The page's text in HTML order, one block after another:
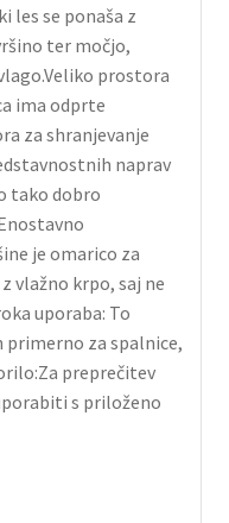
les se ponaša z
ter močjo,
prostora
ima odprte
za shranjevanje
naprav
tako dobro
je omarico za
vlažno krpo, saj ne
uporaba: To
za spalnice,
preprečitev
s priloženo